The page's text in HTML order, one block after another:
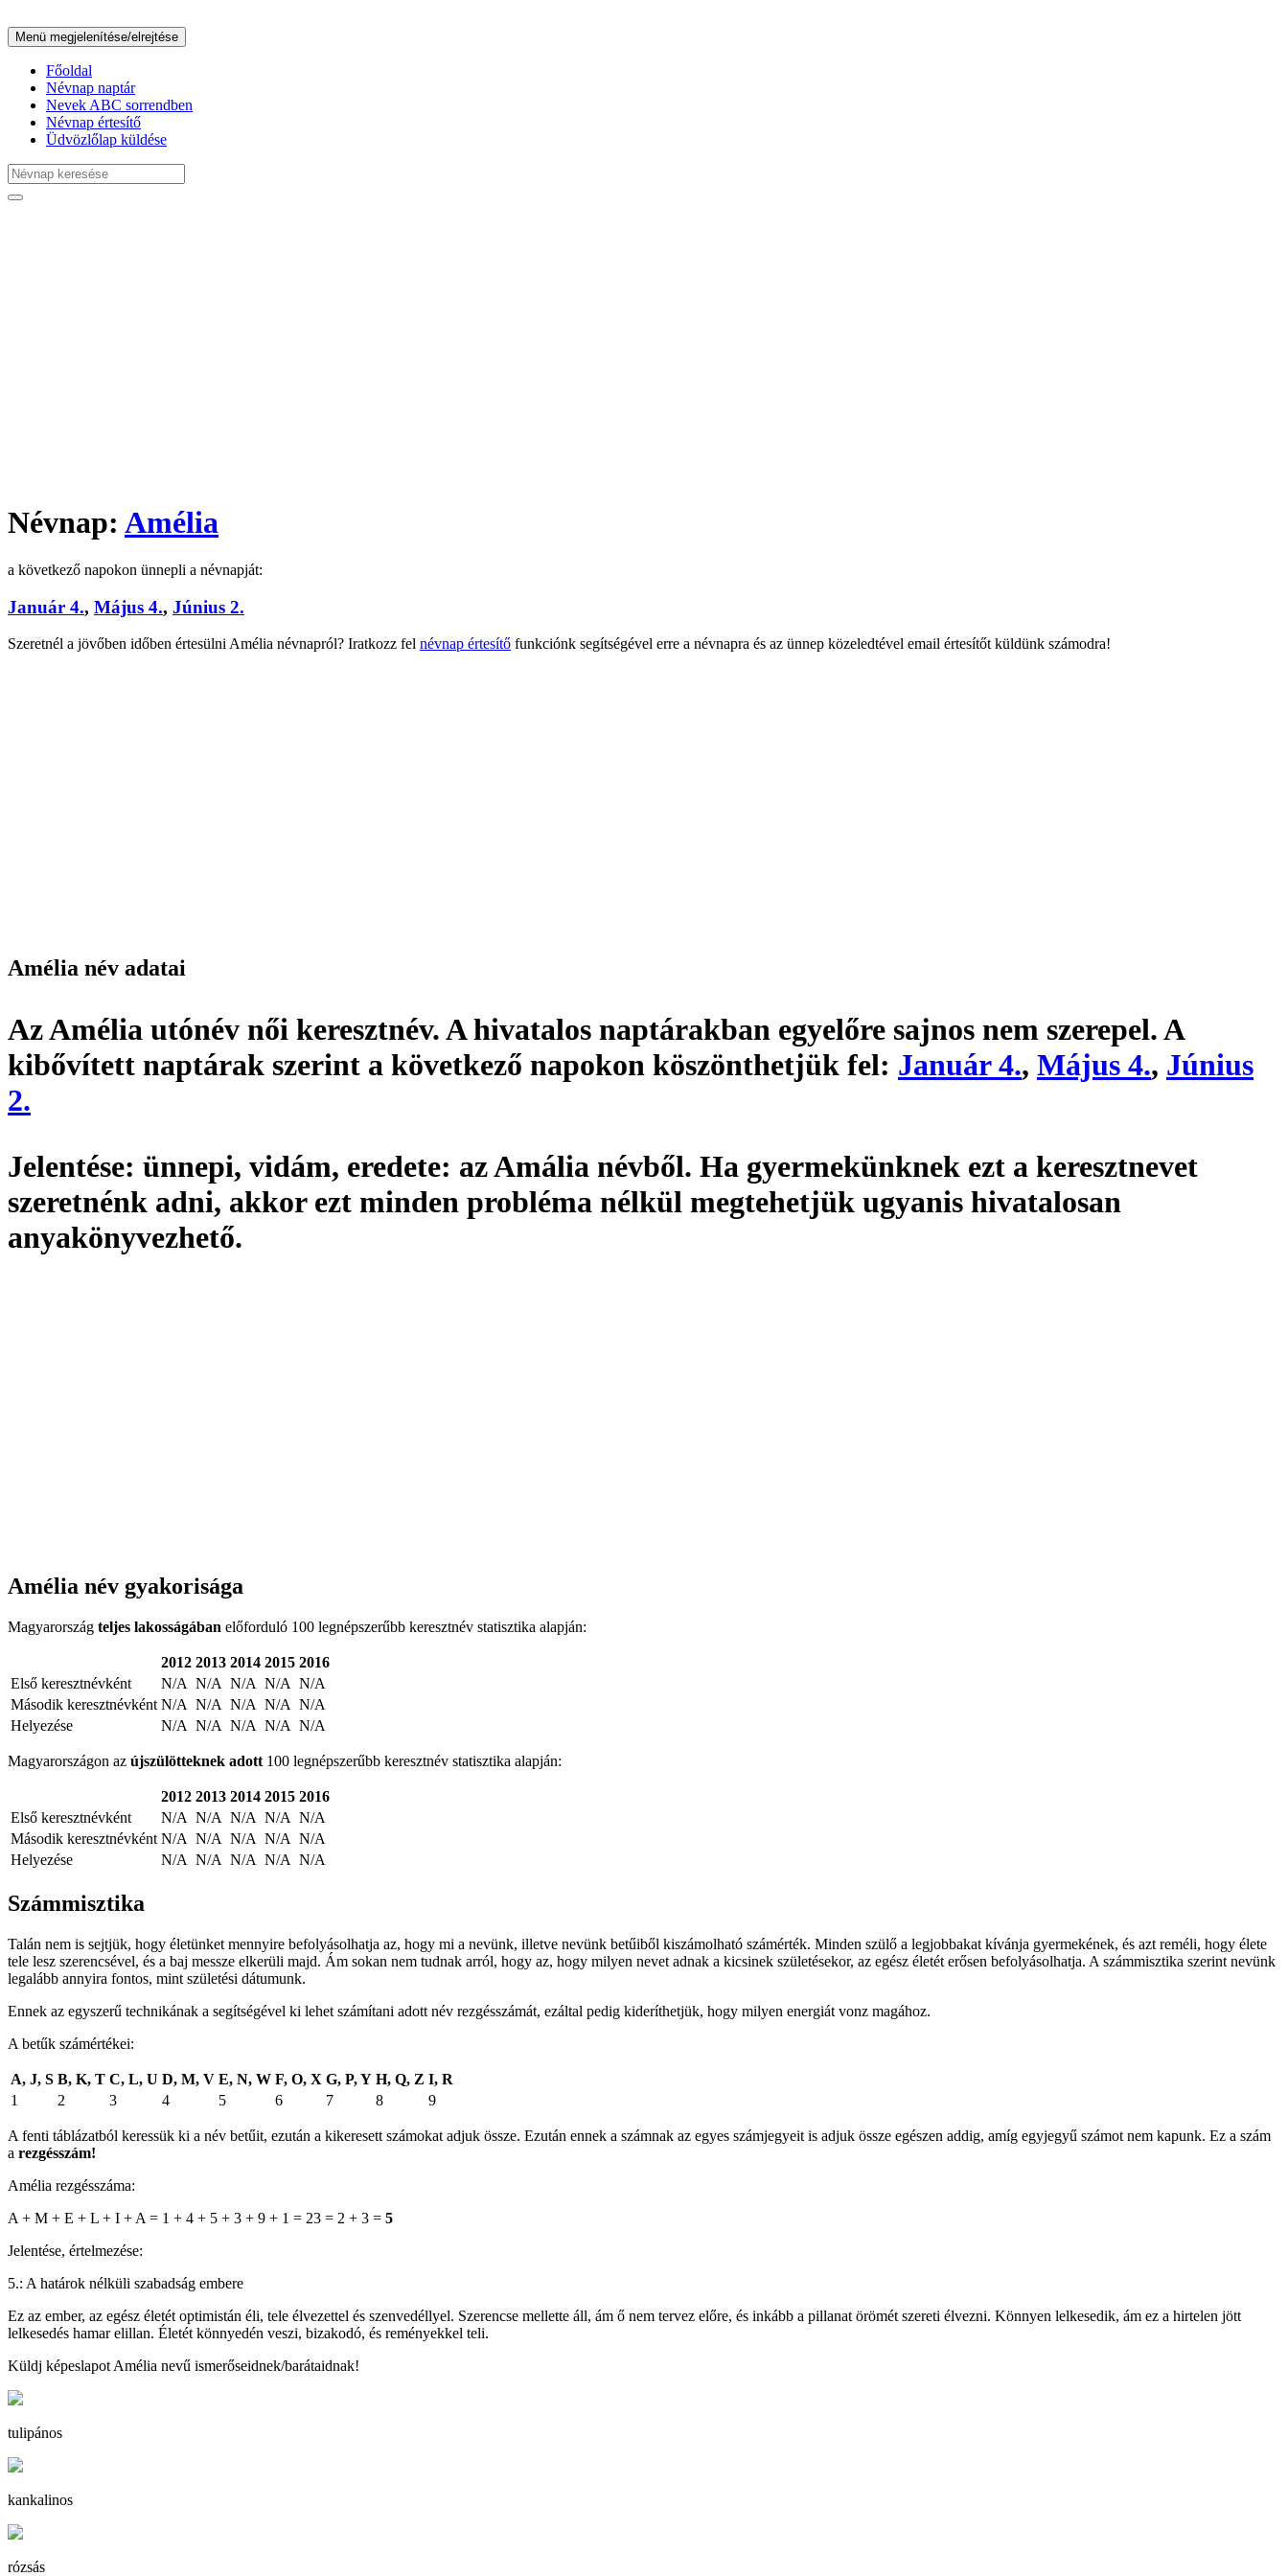
Menü megjelenítése/elrejtése
Főoldal
Névnap naptár
Nevek ABC sorrendben
Névnap értesítő
Üdvözlőlap küldése
Névnap: Amélia
a következő napokon ünnepli a névnapját:
Január 4., Május 4., Június 2.
Szeretnél a jövőben időben értesülni Amélia névnapról? Iratkozz fel névnap értesítő funkciónk segítségével erre a névnapra és az ünnep közeledtével email értesítőt küldünk számodra!
Amélia név adatai
Az Amélia utónév női keresztnév. A hivatalos naptárakban egyelőre sajnos nem szerepel. A
kibővített naptárak szerint a következő napokon köszönthetjük fel: Január 4., Május 4., Június
2.
Jelentése: ünnepi, vidám, eredete: az Amália névből. Ha gyermekünknek ezt a keresztnevet
szeretnénk adni, akkor ezt minden probléma nélkül megtehetjük ugyanis hivatalosan
anyakönyvezhető.
Amélia név gyakorisága
Magyarország teljes lakosságában előforduló 100 legnépszerűbb keresztnév statisztika alapján:
2012 2013 2014 2015 2016
Első keresztnévként
N/A N/A N/A N/A N/A
Második keresztnévként N/A N/A N/A N/A N/A
Helyezése
N/A N/A N/A N/A N/A
Magyarországon az újszülötteknek adott 100 legnépszerűbb keresztnév statisztika alapján:
2012 2013 2014 2015 2016
Első keresztnévként
N/A N/A N/A N/A N/A
Második keresztnévként N/A N/A N/A N/A N/A
Helyezése
N/A N/A N/A N/A N/A
Számmisztika
Talán nem is sejtjük, hogy életünket mennyire befolyásolhatja az, hogy mi a nevünk, illetve nevünk betűiből kiszámolható számérték. Minden szülő a legjobbakat kívánja gyermekének, és azt reméli, hogy élete
tele lesz szerencsével, és a baj messze elkerüli majd. Ám sokan nem tudnak arról, hogy az, hogy milyen nevet adnak a kicsinek születésekor, az egész életét erősen befolyásolhatja. A számmisztika szerint nevünk
legalább annyira fontos, mint születési dátumunk.
Ennek az egyszerű technikának a segítségével ki lehet számítani adott név rezgésszámát, ezáltal pedig kideríthetjük, hogy milyen energiát vonz magához.
A betűk számértékei:
A, J, S B, K, T C, L, U D, M, V E, N, W F, O, X G, P, Y H, Q, Z I, R
1
2 3 4 5 6 7 8 9
A fenti táblázatból keressük ki a név betűit, ezután a kikeresett számokat adjuk össze. Ezután ennek a számnak az egyes számjegyeit is adjuk össze egészen addig, amíg egyjegyű számot nem kapunk. Ez a szám
a rezgésszám!
Amélia rezgésszáma:
A + M + E + L + I + A = 1 + 4 + 5 + 3 + 9 + 1 = 23 = 2 + 3 = 5
Jelentése, értelmezése:
5.: A határok nélküli szabadság embere
Ez az ember, az egész életét optimistán éli, tele élvezettel és szenvedéllyel. Szerencse mellette áll, ám ő nem tervez előre, és inkább a pillanat örömét szereti élvezni. Könnyen lelkesedik, ám ez a hirtelen jött
lelkesedés hamar elillan. Életét könnyedén veszi, bizakodó, és reményekkel teli.
Küldj képeslapot Amélia nevű ismerőseidnek/barátaidnak!
tulipános
kankalinos
rózsás